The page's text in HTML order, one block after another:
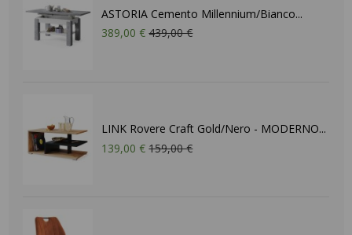
ASTORIA Cemento Millennium/Bianco...
389,00 € 439,00 €
LINK Rovere Craft Gold/Nero - MODERNO...
139,00 € 159,00 €